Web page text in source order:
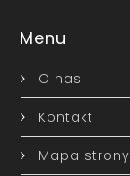
Menu
O nas
Kontakt
Mapa strony